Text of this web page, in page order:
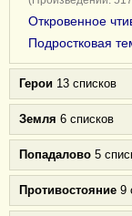
Откровенное
Подростковая
Герои 13 списков
Земля 6 списков
Попадалово 5
Противостояние 9